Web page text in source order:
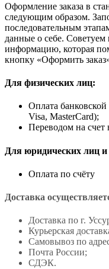
Оформление заказа в
следующим образом.
последовательным
данные о себе. Советуем
информацию, которая
кнопку «Оформить
Для физических лиц:
Оплата
Visa, MasterCard);
Переводом на счет
Для юридических лиц
Оплата по счёту
Доставка
Доставка по г.
Курьерская
Самовывоз по
Почта России;
СДЭК.